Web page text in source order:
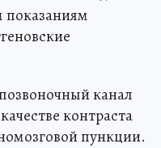
показаниям
канал
контраста
пункции.